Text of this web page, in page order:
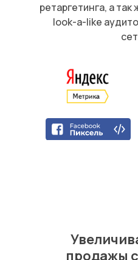
ретаргетинга, а
look-a-like
продажы